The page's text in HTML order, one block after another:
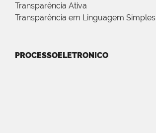
Transparência Ativa
Transparência em Linguagem Simples
PROCESSOELETRONICO